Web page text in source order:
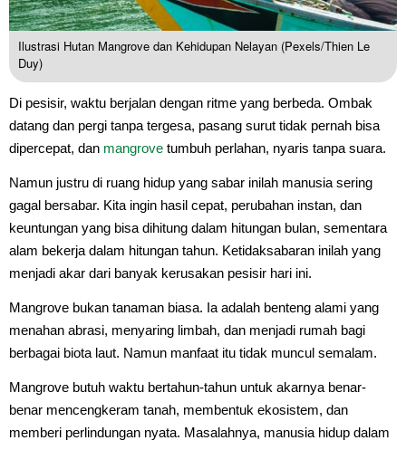
Ilustrasi Hutan Mangrove dan Kehidupan Nelayan (Pexels/Thien Le
Duy)
Di pesisir, waktu berjalan dengan ritme yang berbeda. Ombak
datang dan pergi tanpa tergesa, pasang surut tidak pernah bisa
dipercepat, dan mangrove tumbuh perlahan, nyaris tanpa suara.
Namun justru di ruang hidup yang sabar inilah manusia sering
gagal bersabar. Kita ingin hasil cepat, perubahan instan, dan
keuntungan yang bisa dihitung dalam hitungan bulan, sementara
alam bekerja dalam hitungan tahun. Ketidaksabaran inilah yang
menjadi akar dari banyak kerusakan pesisir hari ini.
Mangrove bukan tanaman biasa. Ia adalah benteng alami yang
menahan abrasi, menyaring limbah, dan menjadi rumah bagi
berbagai biota laut. Namun manfaat itu tidak muncul semalam.
Mangrove butuh waktu bertahun-tahun untuk akarnya benar-
benar mencengkeram tanah, membentuk ekosistem, dan
memberi perlindungan nyata. Masalahnya, manusia hidup dalam